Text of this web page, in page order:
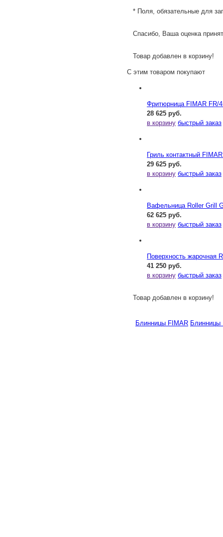
* Поля, обязательные для
Спасибо, Ваша оценка
Товар добавлен в корзину!
С этим товаром покупают
Фритюрница FIMAR FR/
28 625 руб.
в корзину быстрый заказ
Гриль контактный
29 625 руб.
в корзину быстрый заказ
Вафельница Roller Grill
62 625 руб.
в корзину быстрый заказ
Поверхность жарочная
41 250 руб.
в корзину быстрый заказ
Товар добавлен в корзину!
Блинницы FIMAR Блинницы